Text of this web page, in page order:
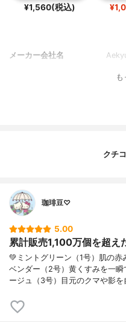
¥1,560(税込)
メーカー会社名
も
クチ
珈琲豆♡
5.00
累計販売1,100万個を超え
💚ミントグリーン（1号）肌の
ベンダー（2号）黄くすみを一
ージュ（3号）目元のクマや影